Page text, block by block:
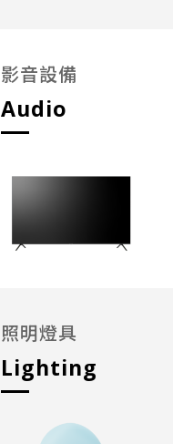
影音設備
Audio
照明燈具
Lighting